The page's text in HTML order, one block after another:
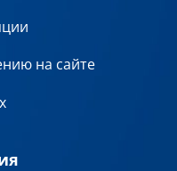
на сайте